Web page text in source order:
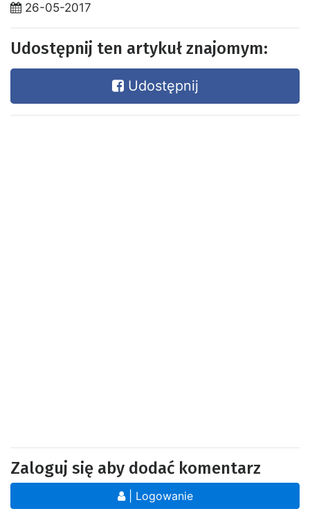
26-05-2017
Udostępnij ten artykuł znajomym:
Udostępnij
Zaloguj się aby dodać komentarz
| Logowanie